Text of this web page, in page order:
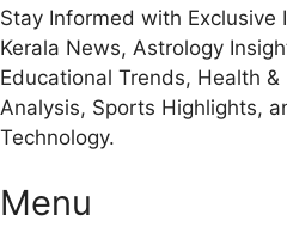
Stay Informed with Exclusive
Kerala News, Astrology
Educational Trends, Health
Analysis, Sports Highlights,
Technology.
Menu